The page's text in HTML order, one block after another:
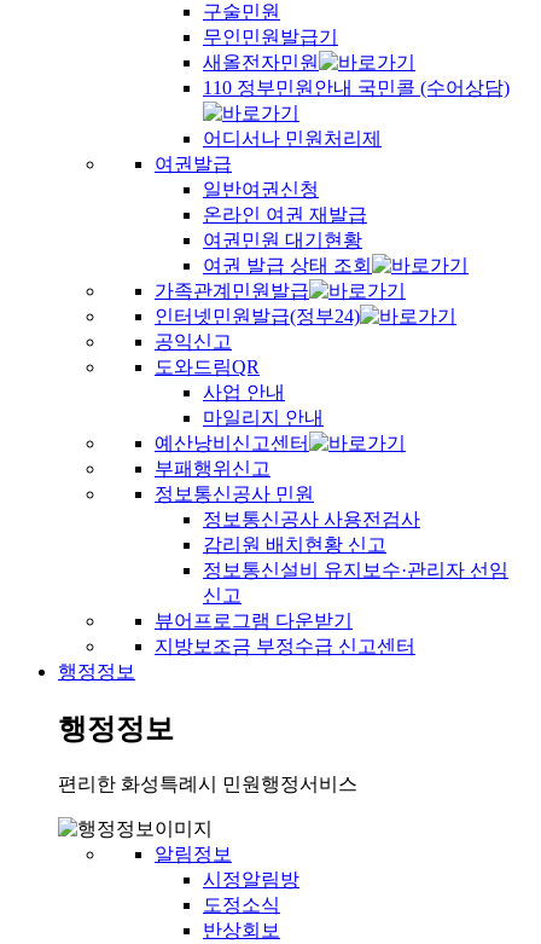
구술민원
무인민원발급기
새올전자민원
110 정부민원안내 국민콜 (수어상담)
어디서나 민원처리제
여권발급
일반여권신청
온라인 여권 재발급
여권민원 대기현황
여권 발급 상태 조회
가족관계민원발급
인터넷민원발급(정부24)
공익신고
도와드림QR
사업 안내
마일리지 안내
예산낭비신고센터
부패행위신고
정보통신공사 민원
정보통신공사 사용전검사
감리원 배치현황 신고
정보통신설비 유지보수·관리자 선임
신고
뷰어프로그램 다운받기
지방보조금 부정수급 신고센터
행정정보
행정정보
편리한 화성특례시 민원행정서비스
알림정보
시정알림방
도정소식
반상회보